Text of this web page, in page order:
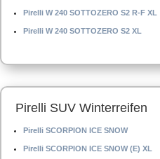
Pirelli W 240 SOTTOZERO S2 R-F XL
Pirelli W 240 SOTTOZERO S2 XL
Pirelli SUV Winterreifen
Pirelli SCORPION ICE SNOW
Pirelli SCORPION ICE SNOW (E) XL